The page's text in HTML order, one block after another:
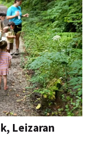
Leizaran